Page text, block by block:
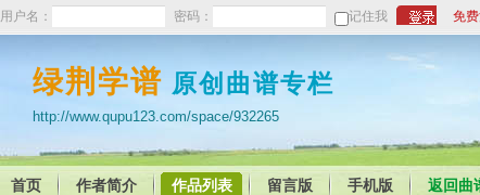
用户名： 密码： 记住我 免
绿荆学谱 原创曲谱专栏
http://www.qupu123.com/space/932265
首页 作者简介 作品列表 留言版 手机版 返回曲